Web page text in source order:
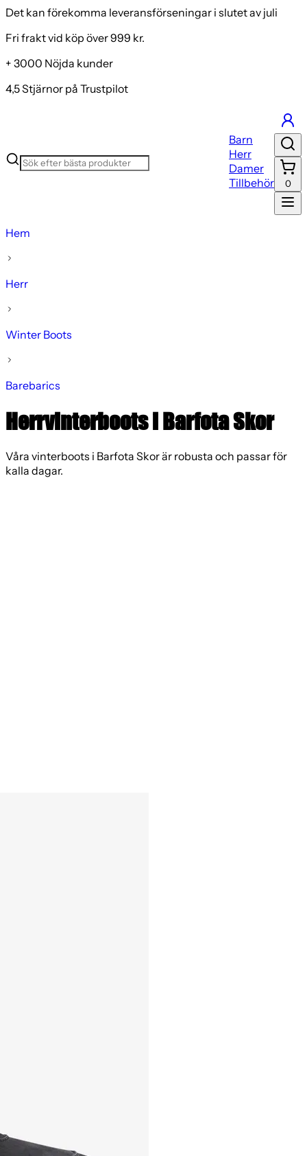
Det kan förekomma leveransförseningar i slutet av juli
Fri frakt vid köp över 999 kr.
+ 3000 Nöjda kunder
4,5 Stjärnor på Trustpilot
Barn
Herr
Damer
Tillbehör
0
Hem
Herr
Winter Boots
Barebarics
Herrvinterboots i Barfota Skor
Våra vinterboots i Barfota Skor är robusta och passar för
kalla dagar.